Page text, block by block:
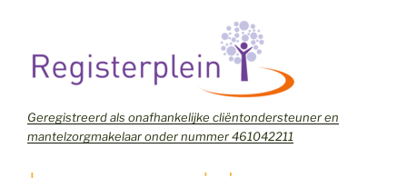
Geregistreerd als onafhankelijke cliëntondersteuner en
mantelzorgmakelaar onder nummer 461042211